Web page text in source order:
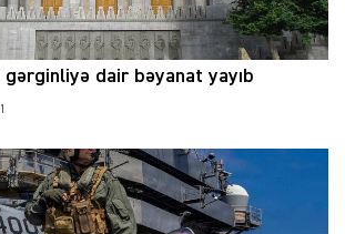
gərginliyə dair bəyanat yayıb